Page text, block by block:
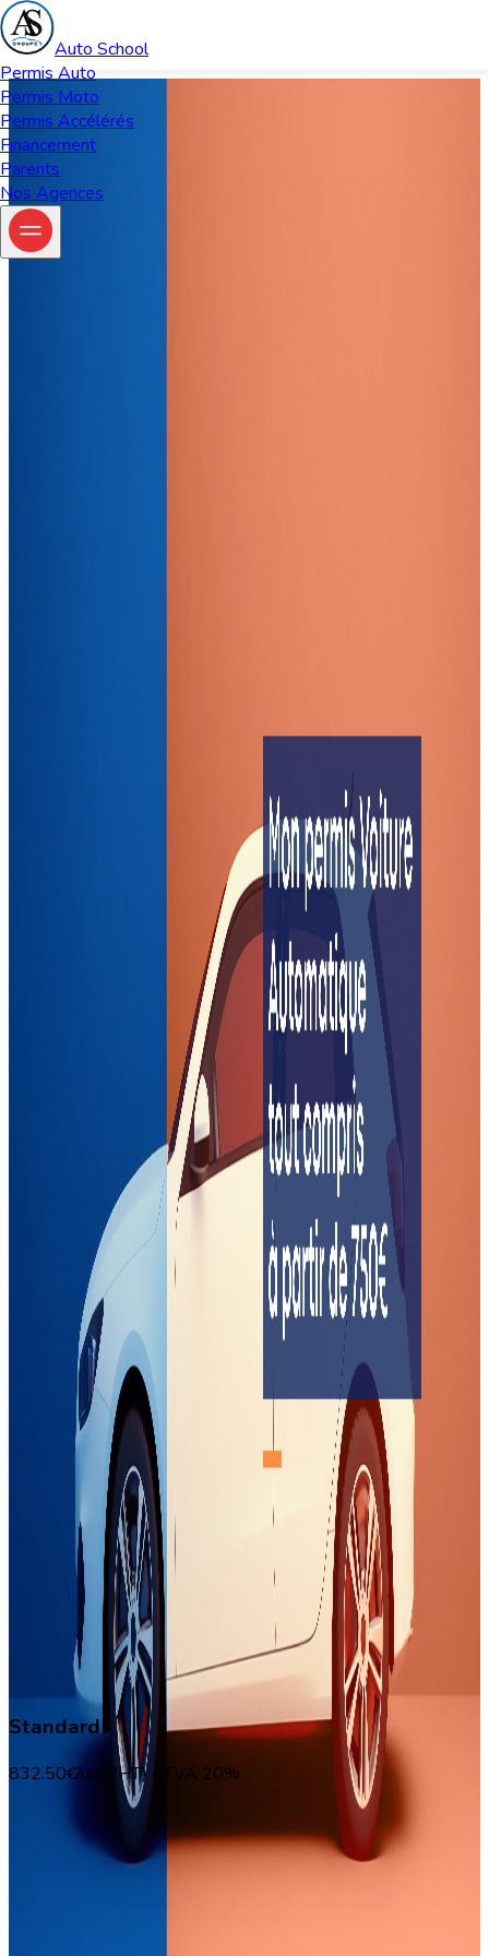
Auto School
Permis Auto
Permis Moto
Permis Accélérés
Financement
Parents
Nos Agences
Accueil
Permis Auto Acceleres
Représentation examen accéléré - Permis BEA
S'adresse uniquement aux élèves ayant déjà échoué à
l'examen du permis BEA avec une autre auto-école et ayant
une disponibilité totale
Date d'examen garantie entre 30 et 45 jours après le
Le mandat précédent doit être supprimé sur RdvPermis
(rendez-vous permis)
L'élève s'engage à accepter la date d'examen qui lui sera
proposée
L'élève accepte de passer l'examen dans un Centre aléatoire
en Île-de-France
Formation - Standard
Détail de ce qui est inclus dans ce forfait de service
Standard
832.50€/unit (HT) - TVA 20%
Customer Reviews